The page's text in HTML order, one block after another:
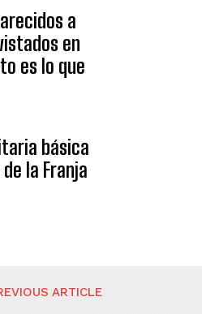
a
en
es lo que
básica
la Franja
ARTICLE